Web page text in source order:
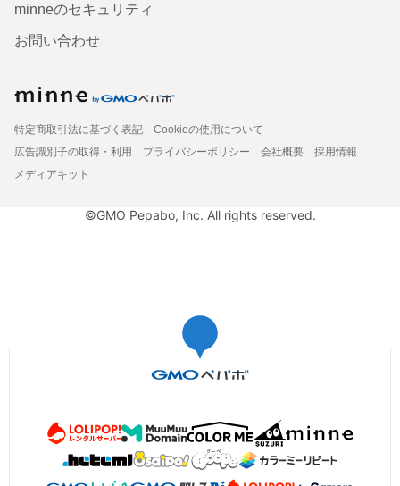
minneのセキュリティ
お問い合わせ
特定商取引法に基づく表記
Cookieの使用について
広告識別子の取得・利用
プライバシーポリシー 会社概要
採用情報
メディアキット
©GMO Pepabo, Inc. All rights reserved.